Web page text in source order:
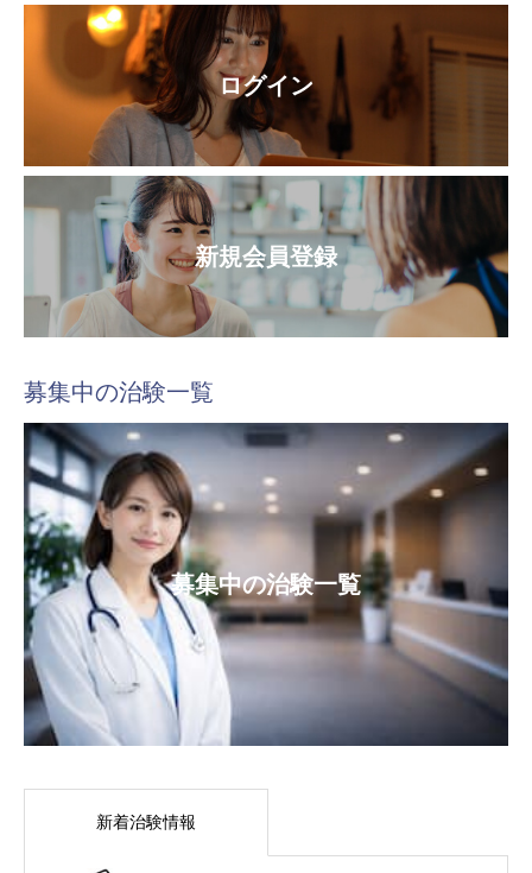
ログイン
新規会員登録
募集中の治験一覧
募集中の治験一覧
新着治験情報